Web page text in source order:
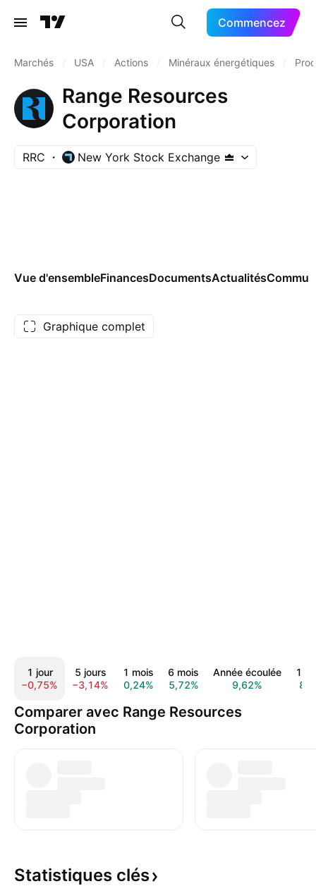
Commencez
Marchés USA Actions Minéraux énergétiques
Range Resources
Corporation
RRC New York Stock Exchange
Vue d'ensembleFinancesDocumentsActualités
Graphique complet
1 jour
−0,75%
5 jours
−3,14%
1 mois
0,24%
6 mois
5,72%
Année écoulée
9,62%
1
Comparer avec Range Resources
Corporation
Statistiques clés